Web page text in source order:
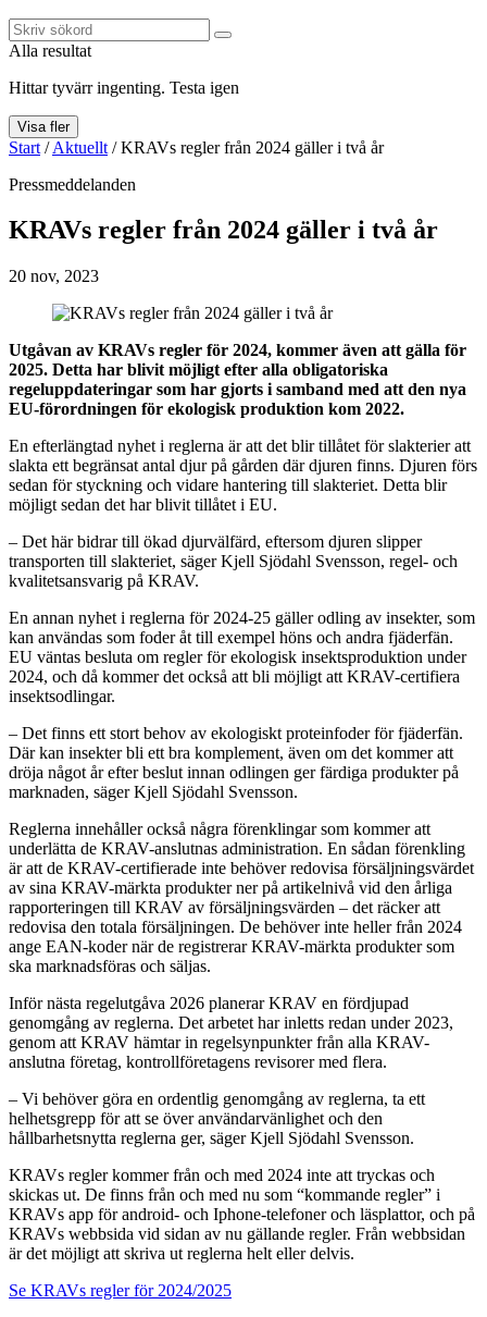
Alla resultat
Hittar tyvärr ingenting. Testa igen
Visa fler
Start /Aktuellt /KRAVs regler från 2024 gäller i två år
Pressmeddelanden
KRAVs regler från 2024 gäller i två år
20 nov, 2023
Utgåvan av KRAVs regler för 2024, kommer även att gälla för
2025. Detta har blivit möjligt efter alla obligatoriska
regeluppdateringar som har gjorts i samband med att den nya
EU-förordningen för ekologisk produktion kom 2022.
En efterlängtad nyhet i reglerna är att det blir tillåtet för slakterier att
slakta ett begränsat antal djur på gården där djuren finns. Djuren förs
sedan för styckning och vidare hantering till slakteriet. Detta blir
möjligt sedan det har blivit tillåtet i EU.
– Det här bidrar till ökad djurvälfärd, eftersom djuren slipper
transporten till slakteriet, säger Kjell Sjödahl Svensson, regel- och
kvalitetsansvarig på KRAV.
En annan nyhet i reglerna för 2024-25 gäller odling av insekter, som
kan användas som foder åt till exempel höns och andra fjäderfän.
EU väntas besluta om regler för ekologisk insektsproduktion under
2024, och då kommer det också att bli möjligt att KRAV-certifiera
insektsodlingar.
– Det finns ett stort behov av ekologiskt proteinfoder för fjäderfän.
Där kan insekter bli ett bra komplement, även om det kommer att
dröja något år efter beslut innan odlingen ger färdiga produkter på
marknaden, säger Kjell Sjödahl Svensson.
Reglerna innehåller också några förenklingar som kommer att
underlätta de KRAV-anslutnas administration. En sådan förenkling
är att de KRAV-certifierade inte behöver redovisa försäljningsvärdet
av sina KRAV-märkta produkter ner på artikelnivå vid den årliga
rapporteringen till KRAV av försäljningsvärden – det räcker att
redovisa den totala försäljningen. De behöver inte heller från 2024
ange EAN-koder när de registrerar KRAV-märkta produkter som
ska marknadsföras och säljas.
Inför nästa regelutgåva 2026 planerar KRAV en fördjupad
genomgång av reglerna. Det arbetet har inletts redan under 2023,
genom att KRAV hämtar in regelsynpunkter från alla KRAV-
anslutna företag, kontrollföretagens revisorer med flera.
– Vi behöver göra en ordentlig genomgång av reglerna, ta ett
helhetsgrepp för att se över användarvänlighet och den
hållbarhetsnytta reglerna ger, säger Kjell Sjödahl Svensson.
KRAVs regler kommer från och med 2024 inte att tryckas och
skickas ut. De finns från och med nu som “kommande regler” i
KRAVs app för android- och Iphone-telefoner och läsplattor, och på
KRAVs webbsida vid sidan av nu gällande regler. Från webbsidan
är det möjligt att skriva ut reglerna helt eller delvis.
Se KRAVs regler för 2024/2025